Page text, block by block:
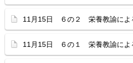
11月15日 ６の２ 栄養教諭によ
11月15日 ６の１ 栄養教諭によ